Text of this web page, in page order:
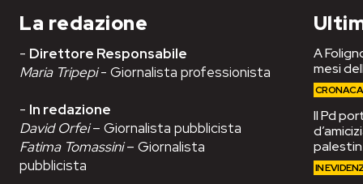
La redazione
- Direttore Responsabile
Maria Tripepi- Giornalista professionista
- In redazione
David Orfei– Giornalista pubblicista
Fatima Tomassini– Giornalista
pubblicista
A
mesi
CRONACA
Il Pd
IN